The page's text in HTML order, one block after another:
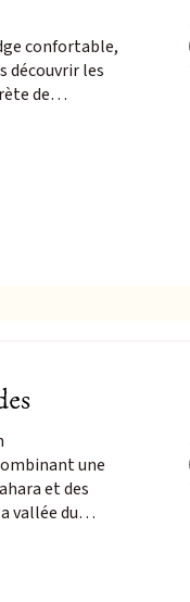
confortable,
découvrir les
de…
une
et des
vallée du…